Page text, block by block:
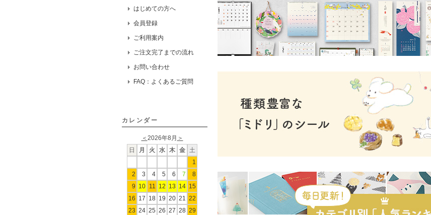
はじめての方へ
会員登録
ご利用案内
ご注文完了までの流れ
お問い合わせ
FAQ：よくあるご質問
カレンダー
＜ 2026年8月 ＞
日
月 火 水 木 金
土
1
2
3 4 5 6 7
8
9 10 11 12 13 14 15
16 17 18 19 20 21
22
23 24 25 26 27 28 29